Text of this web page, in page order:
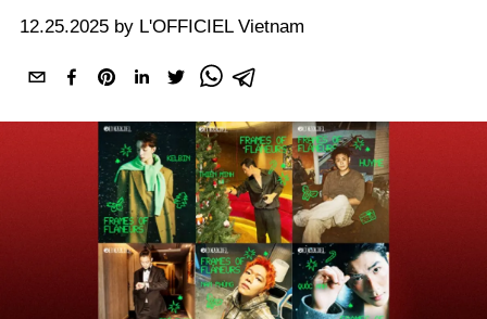
12.25.2025 by L'OFFICIEL Vietnam